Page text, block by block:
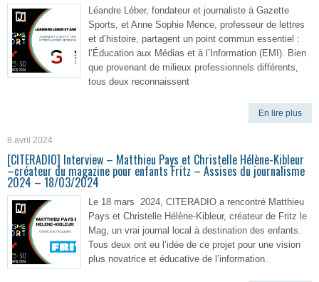
Léandre Léber, fondateur et journaliste à Gazette
Sports, et Anne Sophie Mence, professeur de lettres
et d’histoire, partagent un point commun essentiel :
l’Éducation aux Médias et à l’Information (EMI). Bien
que provenant de milieux professionnels différents,
tous deux reconnaissent
En lire plus
8 avril 2024
[CITERADIO] Interview – Matthieu Pays et Christelle Hélène-Kibleur
–créateur du magazine pour enfants Fritz – Assises du journalisme
2024 – 18/03/2024
Le 18 mars 2024, CITERADIO a rencontré Matthieu
Pays et Christelle Hélène-Kibleur, créateur de Fritz le
Mag, un vrai journal local à destination des enfants.
Tous deux ont eu l’idée de ce projet pour une vision
plus novatrice et éducative de l’information.